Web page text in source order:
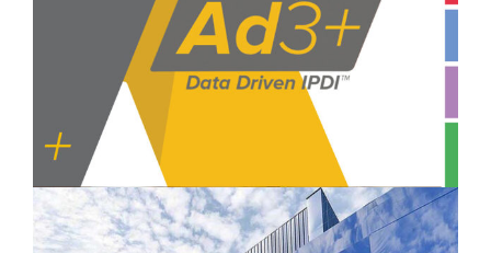
Self Storage Brás Guarda Fácil –
Comunicação Visual